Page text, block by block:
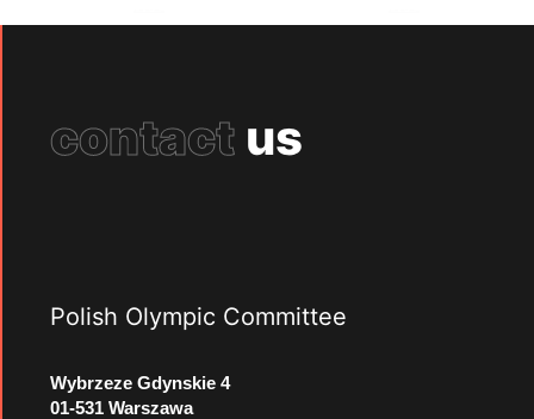
contact us
Polish Olympic Committee
Wybrzeze Gdynskie 4
01-531 Warszawa